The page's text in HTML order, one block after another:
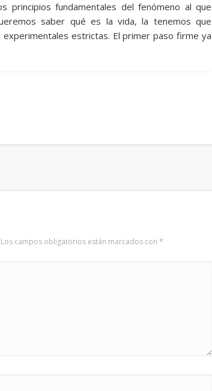
principios fundamentales del fenómeno al que
saber qué es la vida, la tenemos que
estrictas. El primer paso firme ya
Los campos obligatorios están marcados con*